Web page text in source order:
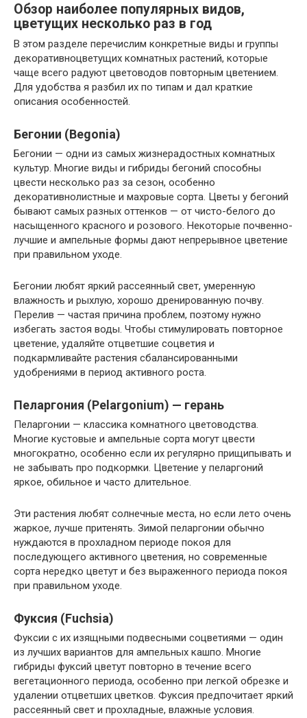
Обзор наиболее популярных видов,
цветущих несколько раз в год
В этом разделе перечислим конкретные виды и группы
декоративноцветущих комнатных растений, которые
чаще всего радуют цветоводов повторным цветением.
Для удобства я разбил их по типам и дал краткие
описания особенностей.
Бегонии (Begonia)
Бегонии — одни из самых жизнерадостных комнатных
культур. Многие виды и гибриды бегоний способны
цвести несколько раз за сезон, особенно
декоративнолистные и махровые сорта. Цветы у бегоний
бывают самых разных оттенков — от чисто-белого до
насыщенного красного и розового. Некоторые почвенно-
лучшие и ампельные формы дают непрерывное цветение
при правильном уходе.
Бегонии любят яркий рассеянный свет, умеренную
влажность и рыхлую, хорошо дренированную почву.
Перелив — частая причина проблем, поэтому нужно
избегать застоя воды. Чтобы стимулировать повторное
цветение, удаляйте отцветшие соцветия и
подкармливайте растения сбалансированными
удобрениями в период активного роста.
Пеларгония (Pelargonium) — герань
Пеларгонии — классика комнатного цветоводства.
Многие кустовые и ампельные сорта могут цвести
многократно, особенно если их регулярно прищипывать и
не забывать про подкормки. Цветение у пеларгоний
яркое, обильное и часто длительное.
Эти растения любят солнечные места, но если лето очень
жаркое, лучше притенять. Зимой пеларгонии обычно
нуждаются в прохладном периоде покоя для
последующего активного цветения, но современные
сорта нередко цветут и без выраженного периода покоя
при правильном уходе.
Фуксия (Fuchsia)
Фуксии с их изящными подвесными соцветиями — один
из лучших вариантов для ампельных кашпо. Многие
гибриды фуксий цветут повторно в течение всего
вегетационного периода, особенно при легкой обрезке и
удалении отцветших цветков. Фуксия предпочитает яркий
рассеянный свет и прохладные, влажные условия.